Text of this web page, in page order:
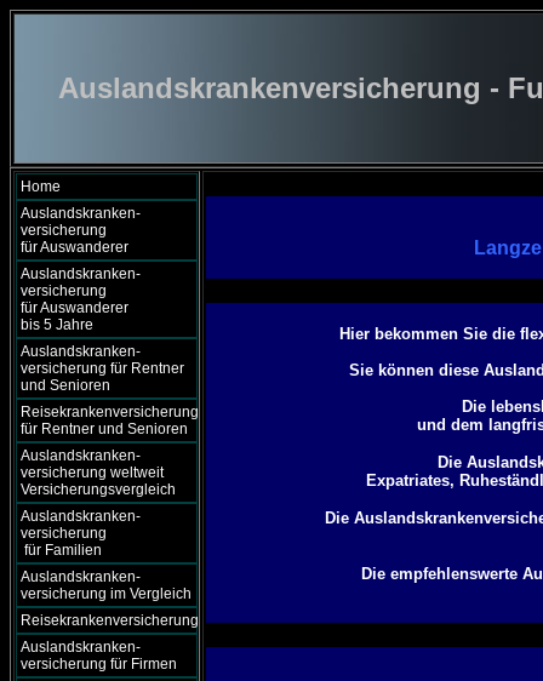
Auslandskrankenversicherung -
Home
Auslandskranken-
versicherung
für Auswanderer
Auslandskranken-
versicherung
für Auswanderer
bis 5 Jahre
Auslandskranken-
versicherung für Rentner
und Senioren
Reisekrankenversicherung
für Rentner und Senioren
Auslandskranken-
versicherung weltweit
Versicherungsvergleich
Auslandskranken-
versicherung
für Familien
Auslandskranken-
versicherung im Vergleich
Reisekrankenversicherung
Auslandskranken-
versicherung für Firmen
Hier bekommen Sie die
Sie können diese
Die
und dem
Die
Expatriates,
Die
Die empfehlenswerte